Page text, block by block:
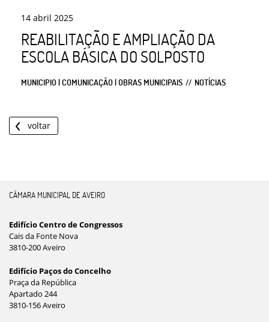
14 abril 2025
REABILITAÇÃO E AMPLIAÇÃO DA
ESCOLA BÁSICA DO SOLPOSTO
MUNICIPIO | COMUNICAÇÃO | OBRAS MUNICIPAIS NOTÍCIAS
voltar
CÂMARA MUNICIPAL DE AVEIRO
Edifício Centro de Congressos
Cais da Fonte Nova
3810-200 Aveiro
Edifício Paços do Concelho
Praça da República
Apartado 244
3810-156 Aveiro